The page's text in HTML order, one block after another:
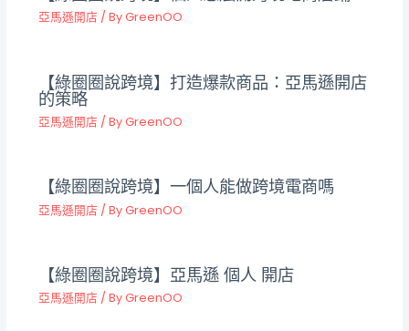
亞馬遜開店 / ByGreenOO
【綠圈圈說跨境】打造爆款商品：亞馬遜開店
的策略
亞馬遜開店 / ByGreenOO
【綠圈圈說跨境】一個人能做跨境電商嗎
亞馬遜開店 / ByGreenOO
【綠圈圈說跨境】亞馬遜 個人 開店
亞馬遜開店 / ByGreenOO